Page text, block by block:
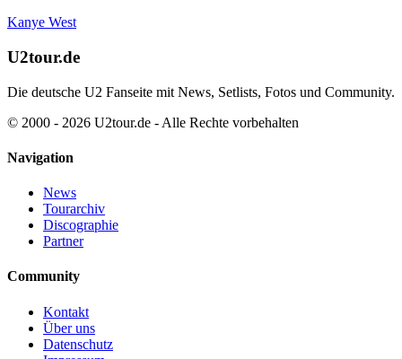
Kanye West
U2tour.de
Die deutsche U2 Fanseite mit News, Setlists, Fotos und Community.
© 2000 - 2026 U2tour.de - Alle Rechte vorbehalten
Navigation
News
Tourarchiv
Discographie
Partner
Community
Kontakt
Über uns
Datenschutz